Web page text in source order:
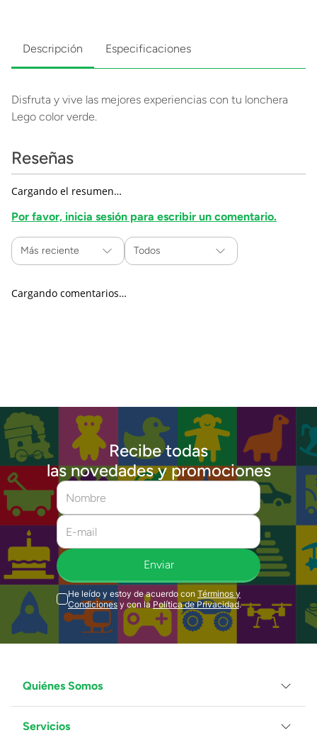
Descripción Especificaciones
Disfruta y vive las mejores experiencias con tu lonchera
Lego color verde.
Reseñas
Cargando el resumen…
Por favor, inicia sesión para escribir un comentario.
Más reciente Todos
Cargando comentarios…
Recibe todas
las novedades y promociones
Enviar
He leído y estoy de acuerdo con Términos y
Condiciones y con la Política de Privacidad.
Quiénes Somos
Grupo Juguetron
Servicios